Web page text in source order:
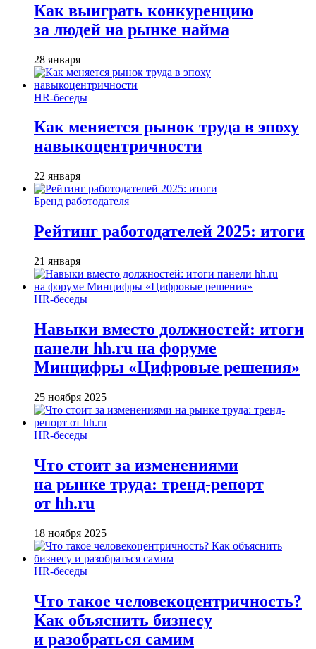
Как выиграть конкуренцию
за людей на рынке найма
28 января
HR-беседы
Как меняется рынок труда в эпоху
навыкоцентричности
22 января
Бренд работодателя
Рейтинг работодателей 2025: итоги
21 января
HR-беседы
Навыки вместо должностей: итоги
панели hh.ru на форуме
Минцифры «Цифровые решения»
25 ноября 2025
HR-беседы
Что стоит за изменениями
на рынке труда: тренд-репорт
от hh.ru
18 ноября 2025
HR-беседы
Что такое человеко­центричность?
Как объяснить бизнесу
и разобраться самим